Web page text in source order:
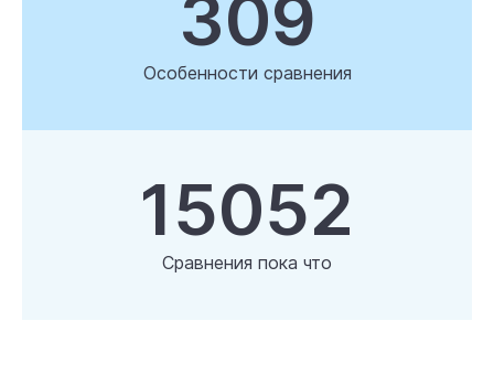
309
Особенности сравнения
15052
Сравнения пока что